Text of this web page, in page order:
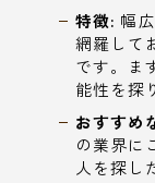
特徴: 幅
網羅して
です。ま
能性を探
おすすめ
の業界に
人を探し